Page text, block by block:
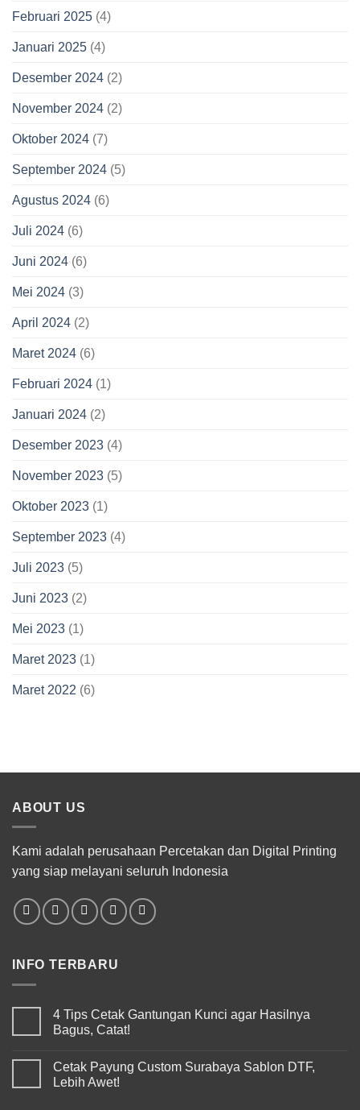
Februari 2025 (4)
Januari 2025 (4)
Desember 2024 (2)
November 2024 (2)
Oktober 2024 (7)
September 2024 (5)
Agustus 2024 (6)
Juli 2024 (6)
Juni 2024 (6)
Mei 2024 (3)
April 2024 (2)
Maret 2024 (6)
Februari 2024 (1)
Januari 2024 (2)
Desember 2023 (4)
November 2023 (5)
Oktober 2023 (1)
September 2023 (4)
Juli 2023 (5)
Juni 2023 (2)
Mei 2023 (1)
Maret 2023 (1)
Maret 2022 (6)
ABOUT US
Kami adalah perusahaan Percetakan dan Digital Printing
yang siap melayani seluruh Indonesia
INFO TERBARU
4 Tips Cetak Gantungan Kunci agar Hasilnya
Bagus, Catat!
Cetak Payung Custom Surabaya Sablon DTF,
Lebih Awet!